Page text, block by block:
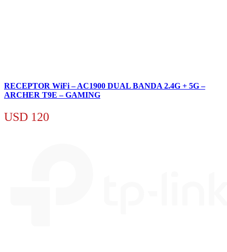
RECEPTOR WiFi – AC1900 DUAL BANDA 2.4G + 5G –
ARCHER T9E – GAMING
USD 120